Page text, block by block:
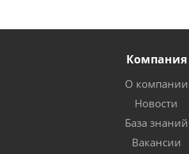
Компания
О компании
Новости
База знаний
Вакансии